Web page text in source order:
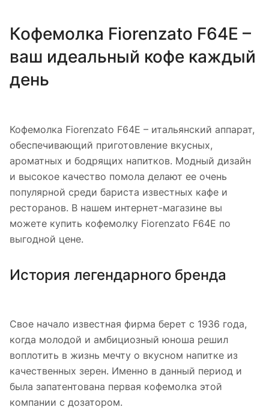
Кофемолка Fiorenzato F64E –
ваш идеальный кофе каждый
день
Кофемолка Fiorenzato F64E – итальянский аппарат,
обеспечивающий приготовление вкусных,
ароматных и бодрящих напитков. Модный дизайн
и высокое качество помола делают ее очень
популярной среди бариста известных кафе и
ресторанов. В нашем интернет-магазине вы
можете купить кофемолку Fiorenzato F64E по
выгодной цене.
История легендарного бренда
Свое начало известная фирма берет с 1936 года,
когда молодой и амбициозный юноша решил
воплотить в жизнь мечту о вкусном напитке из
качественных зерен. Именно в данный период и
была запатентована первая кофемолка этой
компании с дозатором.